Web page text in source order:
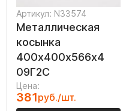
Артикул: N33574
Металлическая
косынка
400х400х566х4
09Г2С
Цена:
381руб./шт.